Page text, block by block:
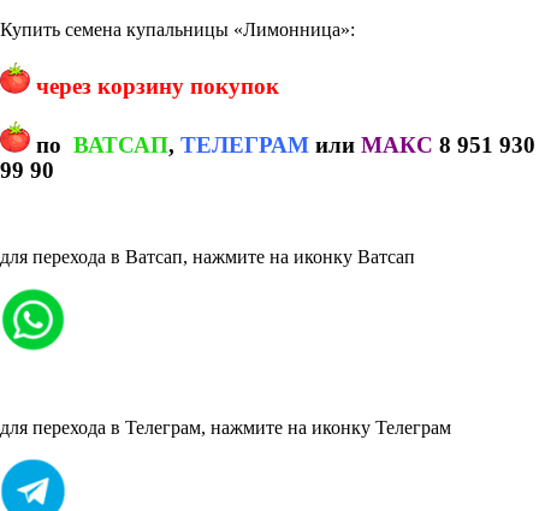
Купить семена купальницы «Лимонница»:
через корзину покупок
по ВАТСАП, ТЕЛЕГРАМ или МАКС 8 951 930
99 90
для перехода в Ватсап, нажмите на иконку Ватсап
для перехода в Телеграм, нажмите на иконку Телеграм